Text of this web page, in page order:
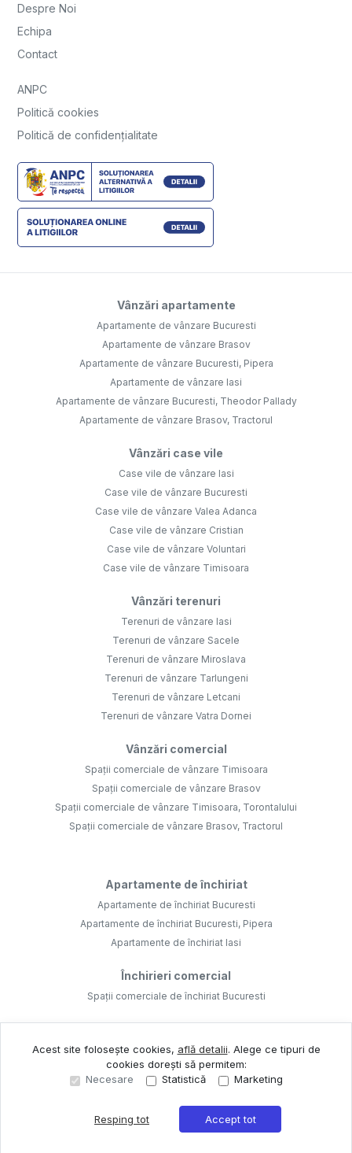
Despre Noi
Echipa
Contact
ANPC
Politică cookies
Politică de confidențialitate
Vânzări apartamente
Apartamente de vânzare Bucuresti
Apartamente de vânzare Brasov
Apartamente de vânzare Bucuresti, Pipera
Apartamente de vânzare Iasi
Apartamente de vânzare Bucuresti, Theodor Pallady
Apartamente de vânzare Brasov, Tractorul
Vânzări case vile
Case vile de vânzare Iasi
Case vile de vânzare Bucuresti
Case vile de vânzare Valea Adanca
Case vile de vânzare Cristian
Case vile de vânzare Voluntari
Case vile de vânzare Timisoara
Vânzări terenuri
Terenuri de vânzare Iasi
Terenuri de vânzare Sacele
Terenuri de vânzare Miroslava
Terenuri de vânzare Tarlungeni
Terenuri de vânzare Letcani
Terenuri de vânzare Vatra Dornei
Vânzări comercial
Spații comerciale de vânzare Timisoara
Spații comerciale de vânzare Brasov
Spații comerciale de vânzare Timisoara, Torontalului
Spații comerciale de vânzare Brasov, Tractorul
Apartamente de închiriat
Apartamente de închiriat Bucuresti
Apartamente de închiriat Bucuresti, Pipera
Apartamente de închiriat Iasi
Închirieri comercial
Spații comerciale de închiriat Bucuresti
© 2026Realist Agenție Imobiliara Ro S.R.L.
Site creat în
Acest site folosește cookies, află detalii. Alege ce tipuri de
cookies dorești să permitem:
Necesare
Statistică Marketing
Resping tot Accept tot